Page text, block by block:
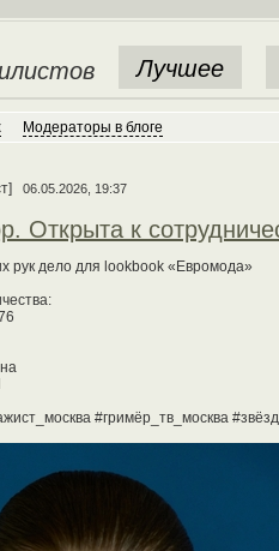
Лучшее
Модераторы в блоге
06.05.2026, 19:37
Открыта к
рук дело для lookbook «Евромода»
#гримёр_тв_москва